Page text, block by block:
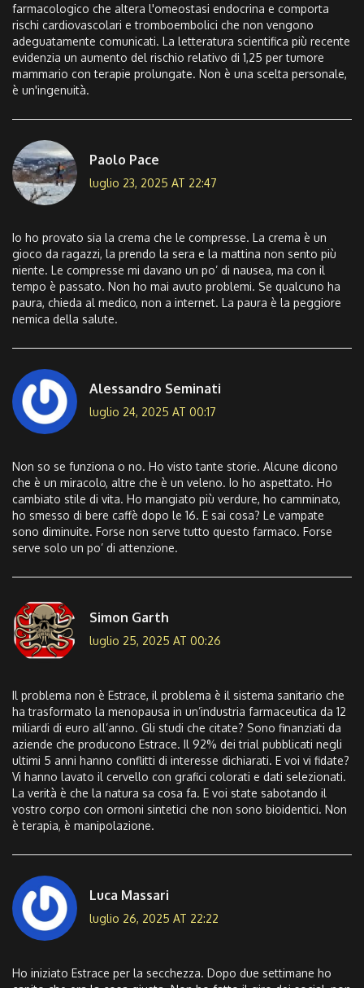
farmacologico che altera l'omeostasi endocrina e comporta
rischi cardiovascolari e tromboembolici che non vengono
adeguatamente comunicati. La letteratura scientifica più recente
evidenzia un aumento del rischio relativo di 1,25 per tumore
mammario con terapie prolungate. Non è una scelta personale,
è un'ingenuità.
Paolo Pace
luglio 23, 2025 AT 22:47
Io ho provato sia la crema che le compresse. La crema è un
gioco da ragazzi, la prendo la sera e la mattina non sento più
niente. Le compresse mi davano un po’ di nausea, ma con il
tempo è passato. Non ho mai avuto problemi. Se qualcuno ha
paura, chieda al medico, non a internet. La paura è la peggiore
nemica della salute.
Alessandro Seminati
luglio 24, 2025 AT 00:17
Non so se funziona o no. Ho visto tante storie. Alcune dicono
che è un miracolo, altre che è un veleno. Io ho aspettato. Ho
cambiato stile di vita. Ho mangiato più verdure, ho camminato,
ho smesso di bere caffè dopo le 16. E sai cosa? Le vampate
sono diminuite. Forse non serve tutto questo farmaco. Forse
serve solo un po’ di attenzione.
Simon Garth
luglio 25, 2025 AT 00:26
Il problema non è Estrace, il problema è il sistema sanitario che
ha trasformato la menopausa in un’industria farmaceutica da 12
miliardi di euro all’anno. Gli studi che citate? Sono finanziati da
aziende che producono Estrace. Il 92% dei trial pubblicati negli
ultimi 5 anni hanno conflitti di interesse dichiarati. E voi vi fidate?
Vi hanno lavato il cervello con grafici colorati e dati selezionati.
La verità è che la natura sa cosa fa. E voi state sabotando il
vostro corpo con ormoni sintetici che non sono bioidentici. Non
è terapia, è manipolazione.
Luca Massari
luglio 26, 2025 AT 22:22
Ho iniziato Estrace per la secchezza. Dopo due settimane ho